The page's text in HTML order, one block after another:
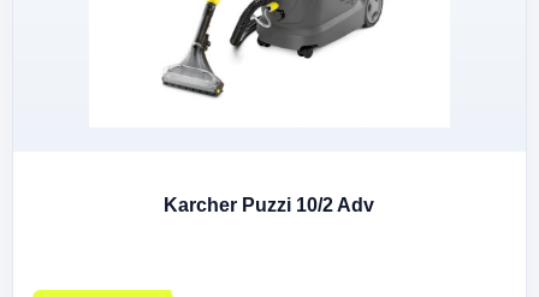
Karcher Puzzi 10/2 Adv